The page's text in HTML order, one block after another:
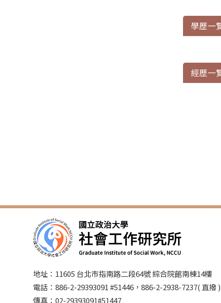
學歷一
經歷一
地址：11605 台北市指南路二段64號 綜合院館南棟14樓
電話：886-2-29393091 #51446，886-2-2938-7237( 直撥
傳真：02-29393091#51447